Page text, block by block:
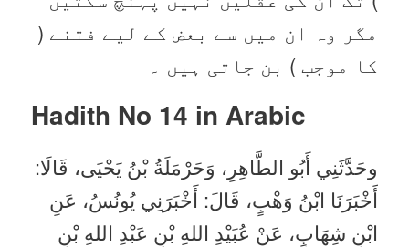
مگر وہ ان میں سے بعض کے لیے فتنے (
کا موجب ) بن جاتی ہیں ۔
Hadith No 14 in Arabic
وحَدَّثَنِي أَبُو الطَّاهِرِ، وَحَرْمَلَةُ بْنُ يَحْيَى، قَالَا:
أَخْبَرَنَا ابْنُ وَهْبٍ، قَالَ: أَخْبَرَنِي يُونُسُ، عَنِ
ابْنِ شِهَابٍ، عَنْ عُبَيْدِ اللهِ بْنِ عَبْدِ اللهِ بْنِ